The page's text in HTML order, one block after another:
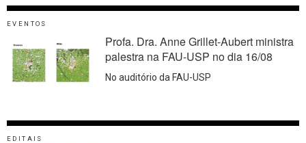
EVENTOS
Profa. Dra. Anne Grillet-Aubert ministra
palestra na FAU-USP no dia 16/08
No auditório da FAU-USP
EDITAIS